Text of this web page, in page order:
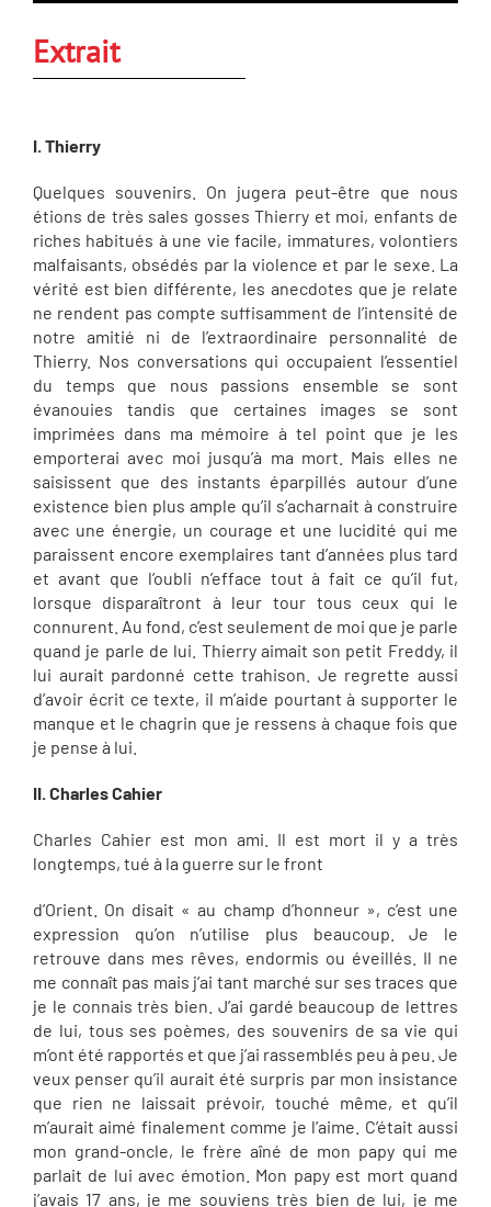
Extrait
I. Thierry
Quelques souvenirs. On jugera peut-être que nous
étions de très sales gosses Thierry et moi, enfants de
riches habitués à une vie facile, immatures, volontiers
malfaisants, obsédés par la violence et par le sexe. La
vérité est bien différente, les anecdotes que je relate
ne rendent pas compte suffisamment de l’intensité de
notre amitié ni de l’extraordinaire personnalité de
Thierry. Nos conversations qui occupaient l’essentiel
du temps que nous passions ensemble se sont
évanouies tandis que certaines images se sont
imprimées dans ma mémoire à tel point que je les
emporterai avec moi jusqu’à ma mort. Mais elles ne
saisissent que des instants éparpillés autour d’une
existence bien plus ample qu’il s’acharnait à construire
avec une énergie, un courage et une lucidité qui me
paraissent encore exemplaires tant d’années plus tard
et avant que l’oubli n’efface tout à fait ce qu’il fut,
lorsque disparaîtront à leur tour tous ceux qui le
connurent. Au fond, c’est seulement de moi que je parle
quand je parle de lui. Thierry aimait son petit Freddy, il
lui aurait pardonné cette trahison. Je regrette aussi
d’avoir écrit ce texte, il m’aide pourtant à supporter le
manque et le chagrin que je ressens à chaque fois que
je pense à lui.
II. Charles Cahier
Charles Cahier est mon ami. Il est mort il y a très
longtemps, tué à la guerre sur le front
d’Orient. On disait « au champ d’honneur », c’est une
expression qu’on n’utilise plus beaucoup. Je le
retrouve dans mes rêves, endormis ou éveillés. Il ne
me connaît pas mais j’ai tant marché sur ses traces que
je le connais très bien. J’ai gardé beaucoup de lettres
de lui, tous ses poèmes, des souvenirs de sa vie qui
m’ont été rapportés et que j’ai rassemblés peu à peu. Je
veux penser qu’il aurait été surpris par mon insistance
que rien ne laissait prévoir, touché même, et qu’il
m’aurait aimé finalement comme je l’aime. C’était aussi
mon grand-oncle, le frère aîné de mon papy qui me
parlait de lui avec émotion. Mon papy est mort quand
j’avais 17 ans, je me souviens très bien de lui, je me